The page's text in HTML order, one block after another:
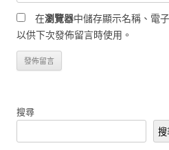
在瀏覽器中儲存顯示名稱、電
以供下次發佈留言時使用。
搜尋
搜